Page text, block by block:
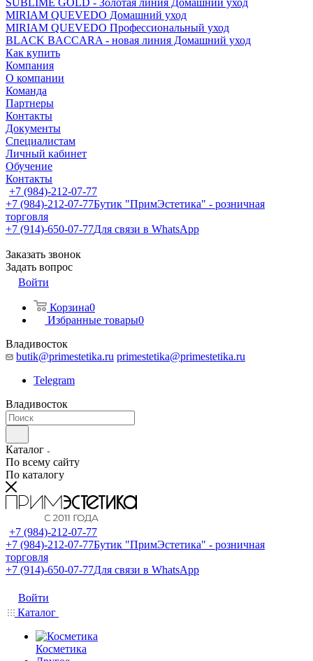
SUBLIME GOLD - Золотая линия Домашний уход
MIRIAM QUEVEDO Домашний уход
MIRIAM QUEVEDO Профессиональный уход
BLACK BACCARA - новая линия Домашний уход
Как купить
Компания
О компании
Команда
Партнеры
Контакты
Документы
Специалистам
Личный кабинет
Обучение
Контакты
+7 (984)-212-07-77
+7 (984)-212-07-77Бутик "ПримЭстетика" - розничная
торговля
+7 (914)-650-07-77Для связи в WhatsApp
Заказать звонок
Задать вопрос
Войти
Корзина0
Избранные товары0
Владивосток
butik@primestetika.ru primestetika@primestetika.ru
Telegram
Владивосток
Каталог
По всему сайту
По каталогу
+7 (984)-212-07-77
+7 (984)-212-07-77Бутик "ПримЭстетика" - розничная
торговля
+7 (914)-650-07-77Для связи в WhatsApp
Войти
Каталог
Косметика